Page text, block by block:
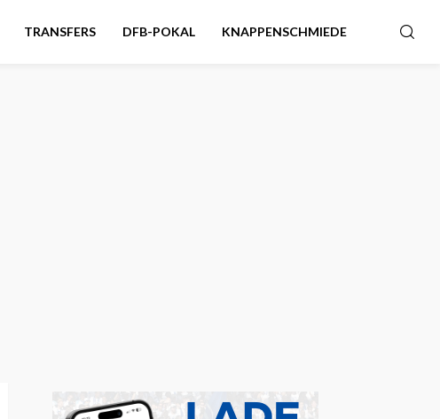
TRANSFERS DFB-POKAL KNAPPENSCHMIEDE